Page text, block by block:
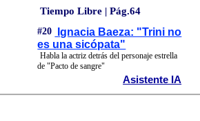
Tiempo Libre | Pág.64
#20
Ignacia Baeza: "Trini no
es una sicópata"
Habla la actriz detrás del personaje estrella
de "Pacto de sangre"
Asistente IA